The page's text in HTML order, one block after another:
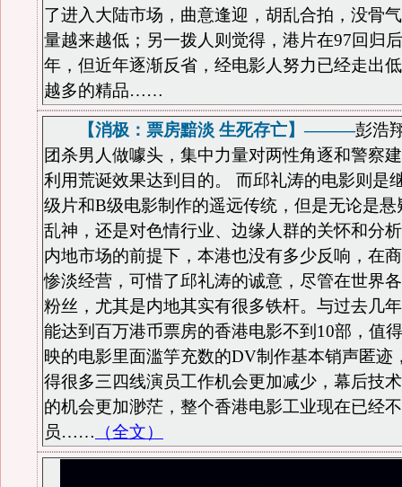
了进入大陆市场，曲意逢迎，胡乱合拍，没骨
量越来越低；另一拨人则觉得，港片在97回归
年，但近年逐渐反省，经电影人努力已经走出
越多的精品……
【消极：票房黯淡 生死存亡】———彭浩
团杀男人做噱头，集中力量对两性角逐和警察
利用荒诞效果达到目的。 而邱礼涛的电影则是
级片和B级电影制作的遥远传统，但是无论是悬
乱神，还是对色情行业、边缘人群的关怀和分
内地市场的前提下，本港也没有多少反响，在
惨淡经营，可惜了邱礼涛的诚意，尽管在世界
粉丝，尤其是内地其实有很多铁杆。与过去几
能达到百万港币票房的香港电影不到10部，值
映的电影里面滥竽充数的DV制作基本销声匿迹
得很多三四线演员工作机会更加减少，幕后技
的机会更加渺茫，整个香港电影工业现在已经
员…… （全文）